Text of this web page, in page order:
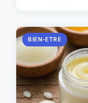
BIEN-ETRE